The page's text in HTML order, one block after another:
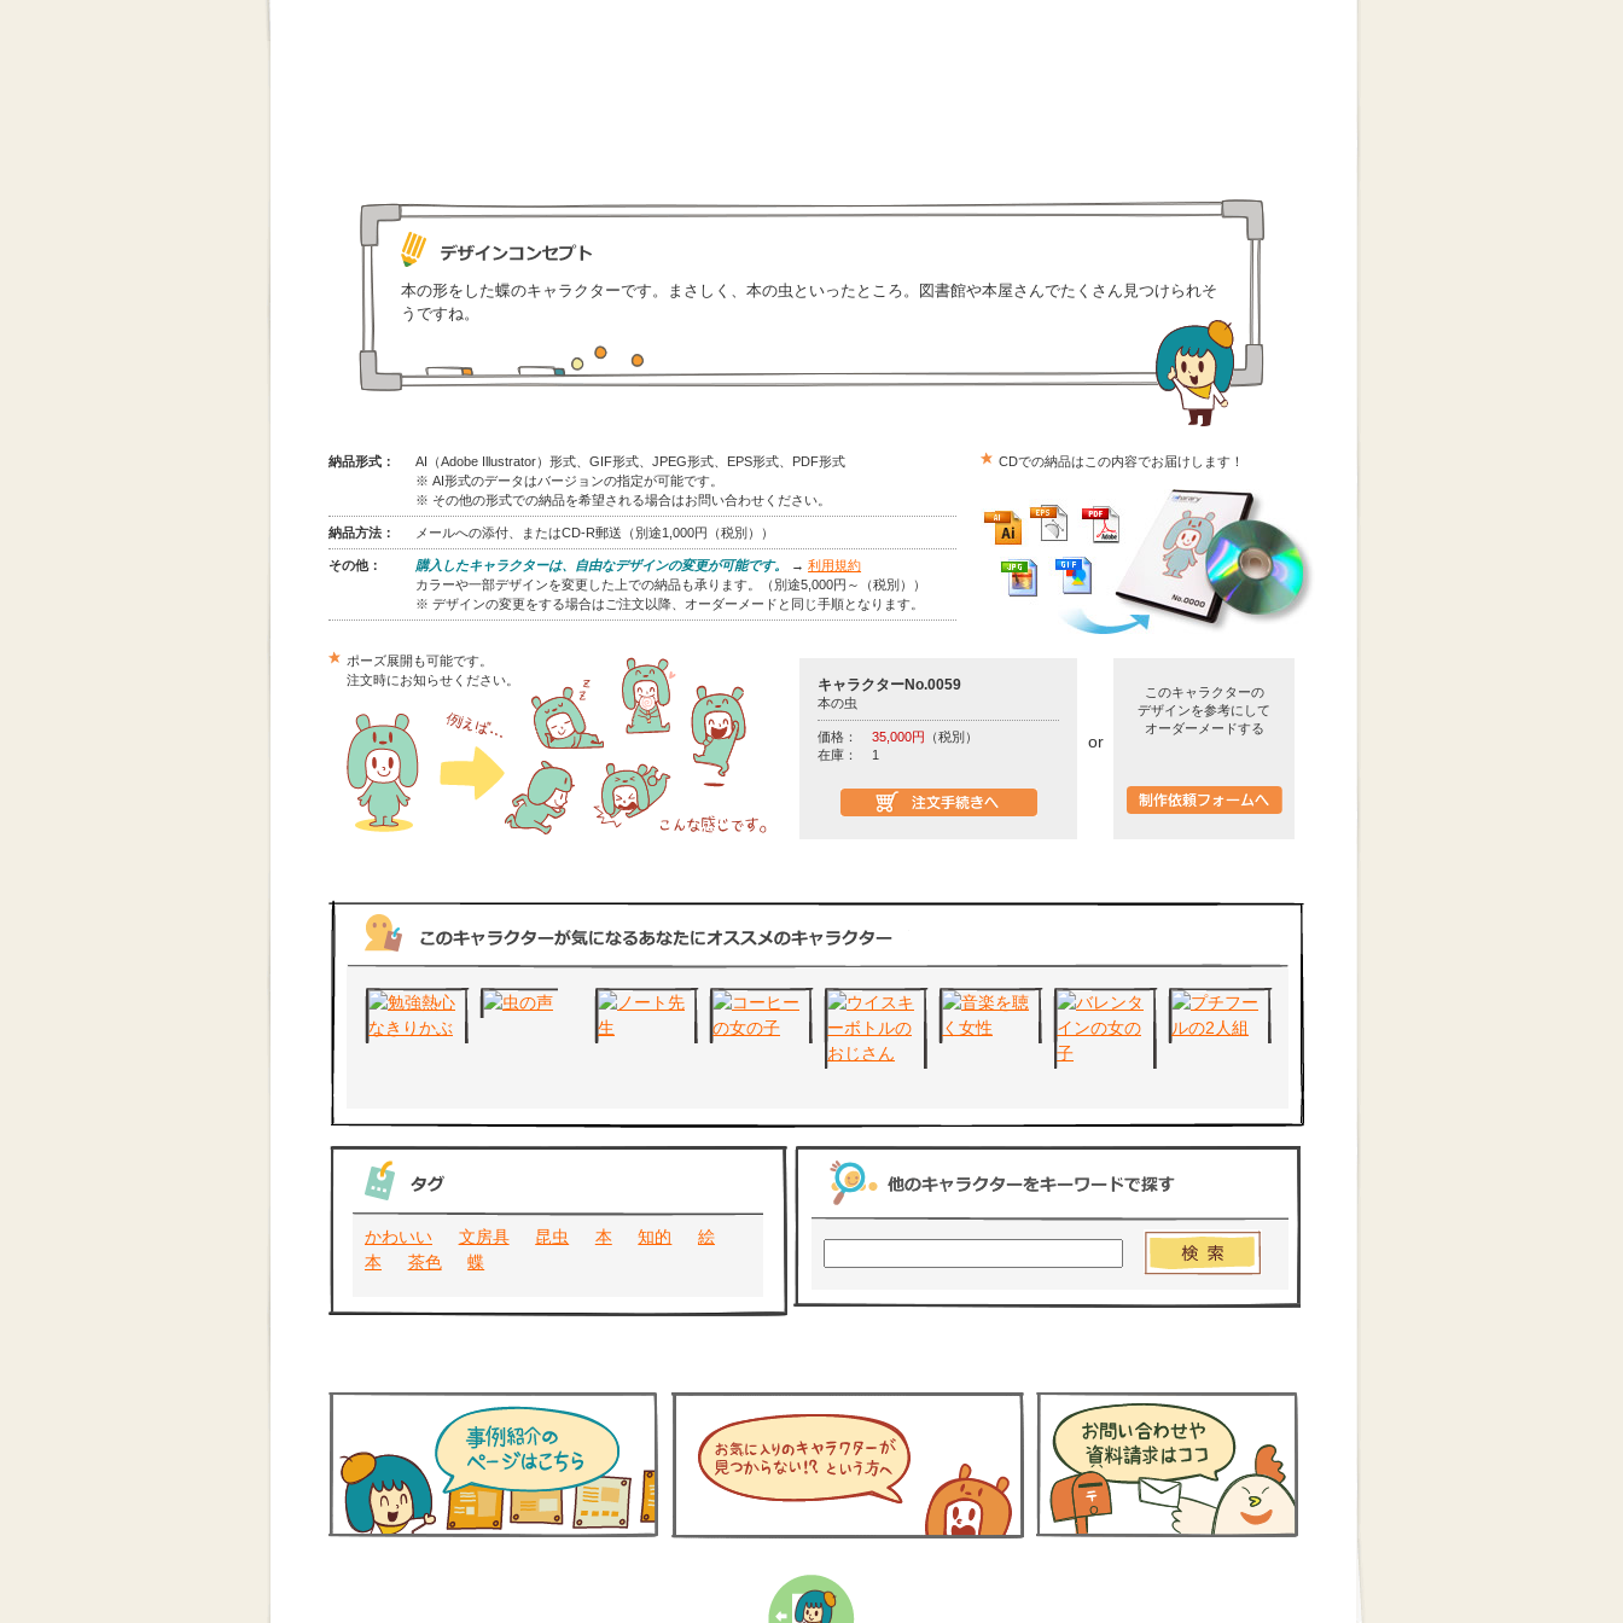
本の形をした蝶のキャラクターです。まさしく、本の虫といったところ。図書館や本屋さんでたくさん見つけられそ
うですね。
納品形式：
AI（Adobe Illustrator）形式、GIF形式、JPEG形式、EPS形式、PDF形式
※ AI形式のデータはバージョンの指定が可能です。
※ その他の形式での納品を希望される場合はお問い合わせください。
納品方法： メールへの添付、またはCD-R郵送（別途1,000円（税別））
その他： 購入したキャラクターは、自由なデザインの変更が可能です。 →利用規約
カラーや一部デザインを変更した上での納品も承ります。（別途5,000円～（税別））
※ デザインの変更をする場合はご注文以降、オーダーメードと同じ手順となります。
CDでの納品はこの内容でお届けします！
ポーズ展開も可能です。
注文時にお知らせください。
キャラクターNo.0059
本の虫
価格： 35,000円 （税別）
在庫：
1
or
このキャラクターの
デザインを参考にして
オーダーメードする
かわいい 文房具 昆虫 本 知的
絵
本
茶色 蝶